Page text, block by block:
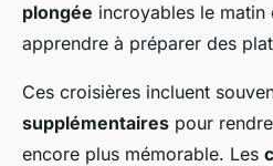
plongée incroyables le
apprendre à préparer des
Ces croisières incluent
supplémentaires pour
encore plus mémorable. Les